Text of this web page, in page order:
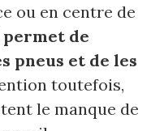
ou en centre de
permet de
pneus et de les
toutefois,
le manque de